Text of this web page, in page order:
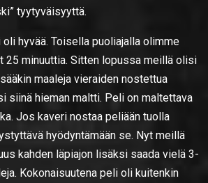
tyytyväisyyttä.
hyvää. Toisella puoliajalla olimme
25 minuuttia. Sitten lopussa meillä olisi
maaleja vieraiden nostettua
siinä hieman maltti. Peli on maltettava
Jos kaveri nostaa peliään tuolla
hyödyntämään se. Nyt meillä
kahden läpiajon lisäksi saada vielä 3-
Kokonaisuutena peli oli kuitenkin